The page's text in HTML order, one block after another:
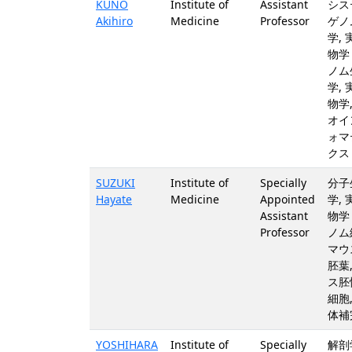
KUNO
Akihiro
Institute of
Medicine
Assistant
Professor
シ
ゲ
学,
物
ノ
学,
物
オ
ォ
クス
SUZUKI
Hayate
Institute of
Medicine
Specially
Appointed
Assistant
Professor
分
学,
物
ノ
マ
胚
ス
細
体
YOSHIHARA
Institute of Specially 解